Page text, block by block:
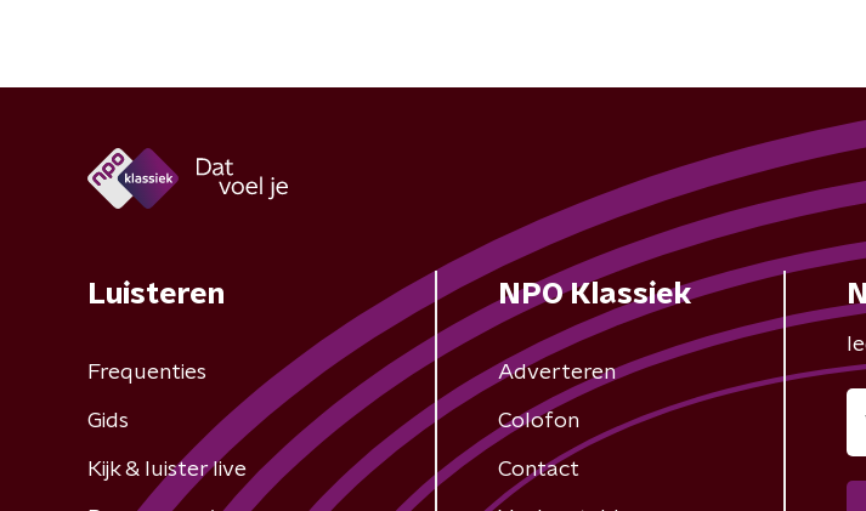
Luisteren
Frequenties
Gids
Kijk & luister live
NPO Klassiek
Adverteren
Colofon
Contact